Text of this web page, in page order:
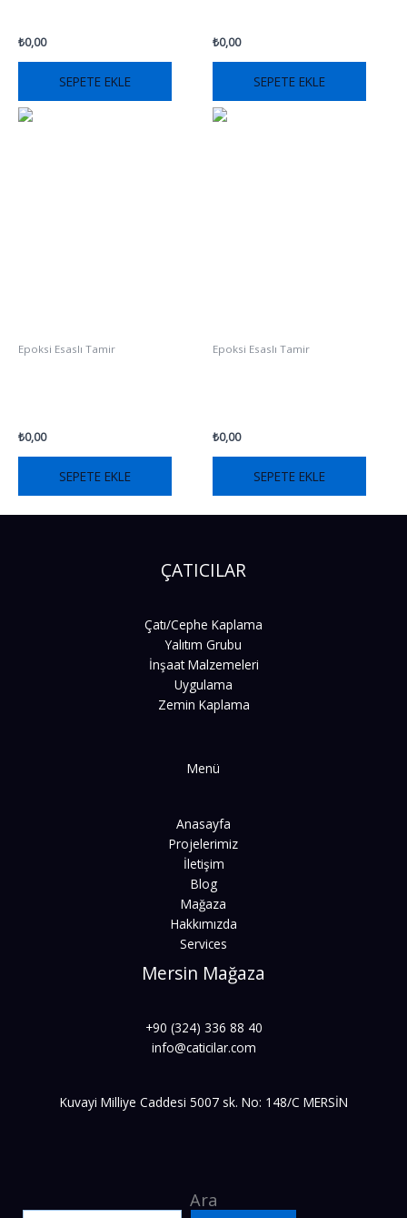
₺0,00
SEPETE EKLE
₺0,00
SEPETE EKLE
Epoksi Esaslı Tamir
₺0,00
SEPETE EKLE
Epoksi Esaslı Tamir
₺0,00
SEPETE EKLE
ÇATICILAR
Çatı/Cephe Kaplama
Yalıtım Grubu
İnşaat Malzemeleri
Uygulama
Zemin Kaplama
Menü
Anasayfa
Projelerimiz
İletişim
Blog
Mağaza
Hakkımızda
Services
Mersin Mağaza
+90 (324) 336 88 40
info@caticilar.com
Kuvayi Milliye Caddesi 5007 sk. No: 148/C MERSİN
Ara